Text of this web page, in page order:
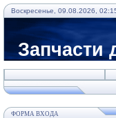
Воскресенье, 09.08.2026,
Запчасти
ФОРМА ВХОДА